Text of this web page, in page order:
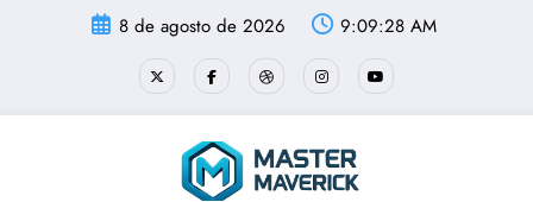
8 de agosto de 2026 9:09:28 AM